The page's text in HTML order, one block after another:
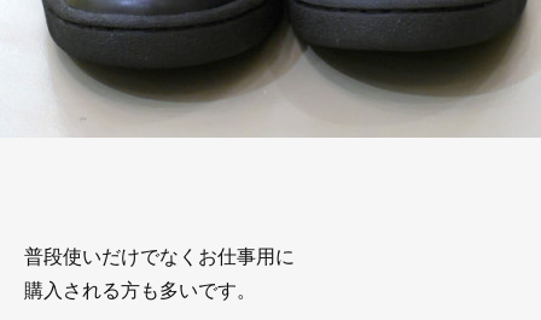
普段使いだけでなくお仕事用に
購入される方も多いです。